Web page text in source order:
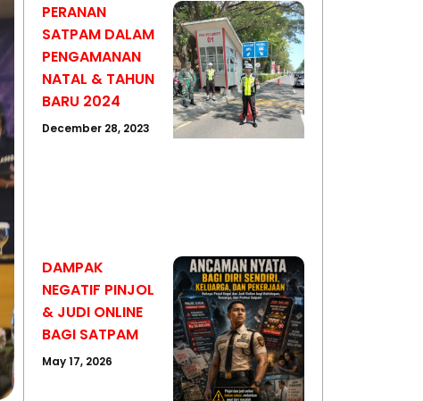
PERANAN
SATPAM DALAM
PENGAMANAN
NATAL & TAHUN
BARU 2024
December 28, 2023
DAMPAK
NEGATIF PINJOL
& JUDI ONLINE
BAGI SATPAM
May 17, 2026